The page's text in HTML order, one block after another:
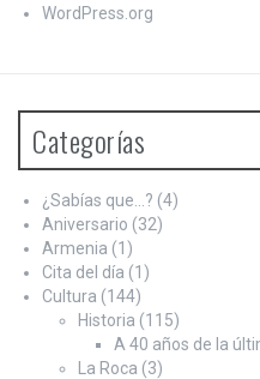
WordPress.org
Categorías
¿Sabías que…? (4)
Aniversario (32)
Armenia (1)
Cita del día (1)
Cultura (144)
Historia (115)
A 40 años de la
La Roca (3)